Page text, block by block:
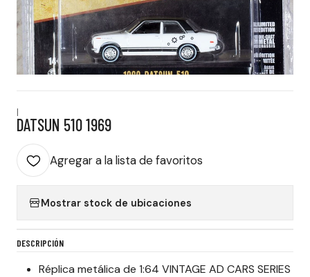
|
DATSUN 510 1969
Agregar a la lista de favoritos
Mostrar stock de ubicaciones
DESCRIPCIÓN
Réplica metálica de 1:64 VINTAGE AD CARS SERIES